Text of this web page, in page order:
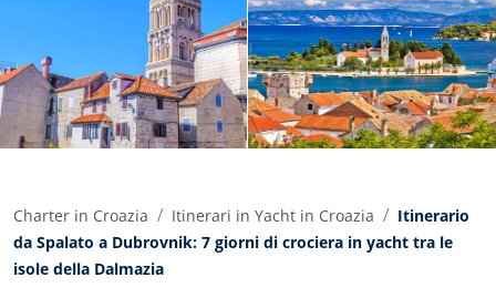
Charter in Croazia Itinerari in Yacht in Croazia
Itinerario
da Spalato a Dubrovnik: 7 giorni di crociera in yacht tra le
isole della Dalmazia